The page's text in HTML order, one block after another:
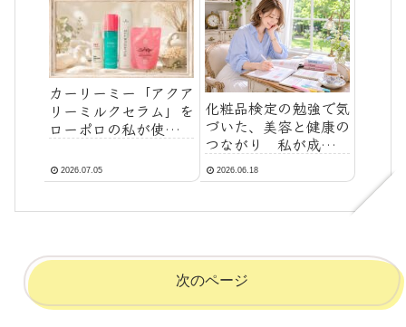
カーリーミー「アクア
リーミルクセラム」を
ローポロの私が使った
しにくい髪もやり方次
第で潤う？
2026.07.05
化粧品検定の勉強で気
づいた、美容と健康の
つながり 私が成分に
こだわる本当の理由に
ついて
2026.06.18
次のページ